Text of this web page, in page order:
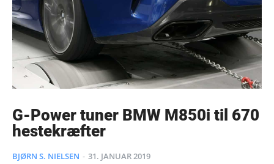
G-Power tuner BMW M850i til 670
hestekræfter
BJØRN S. NIELSEN - 31. JANUAR 2019